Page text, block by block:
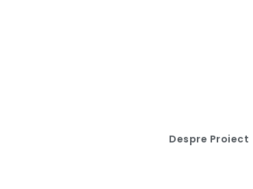
Despre Proiect